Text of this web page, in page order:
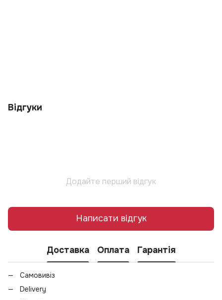
Відгуки
Додайте перший відгук
Написати відгук
Доставка Оплата Гарантія
Самовивіз
Delivery